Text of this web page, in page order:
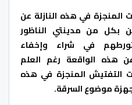
المنجزة في هذه النازلة عن
بكل من مدينتي الناظور
في شراء وإخفاء
هذه الواقعة رغم العلم
التفتيش المنجزة في هذه
موضوع السرقة.